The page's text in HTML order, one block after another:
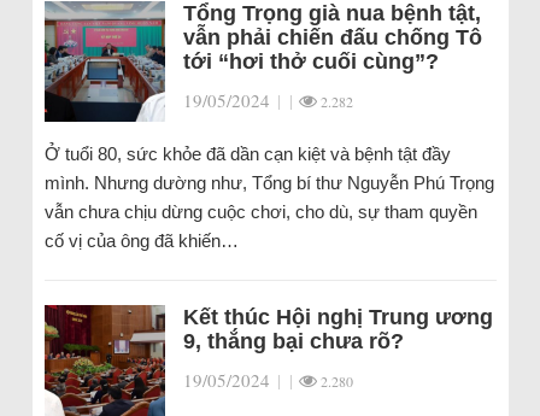
Tổng Trọng già nua bệnh tật,
vẫn phải chiến đấu chống Tô
tới “hơi thở cuối cùng”?
19/05/2024 | | 2.282
Ở tuổi 80, sức khỏe đã dần cạn kiệt và bệnh tật đầy
mình. Nhưng dường như, Tổng bí thư Nguyễn Phú Trọng
vẫn chưa chịu dừng cuộc chơi, cho dù, sự tham quyền
cố vị của ông đã khiến…
Kết thúc Hội nghị Trung ương
9, thắng bại chưa rõ?
19/05/2024 | | 2.280